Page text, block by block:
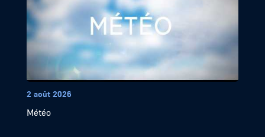
2 août 2026
Météo